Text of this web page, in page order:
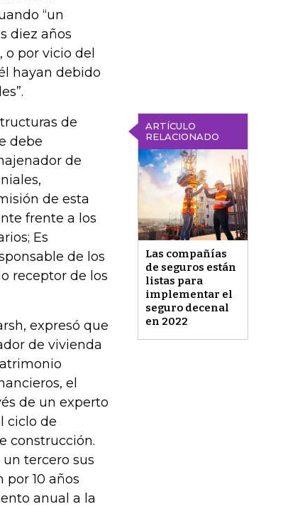
“un
diez años
por vicio del
hayan debido
ARTÍCULO
RELACIONADO
Las compañías
de seguros están
listas para
implementar el
seguro decenal
en 2022
de
debe
de
de esta
frente a los
Es
de los
receptor de los
expresó que
de vivienda
el
de un experto
ciclo de
construcción.
tercero sus
10 años
anual a la